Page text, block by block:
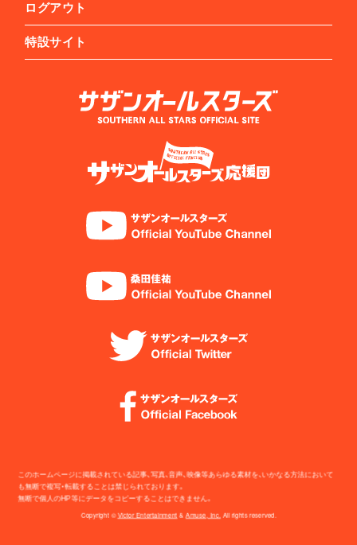
ログアウト
特設サイト
このホームページに掲載されている記事、写真、音声、映像等あらゆる素材を、いかなる方法において
も無断で複写・転載することは禁じられております。
無断で個人のHP等にデータをコピーすることはできません。
Copyright ©Victor Entertainment &Amuse, Inc. All rights reserved.